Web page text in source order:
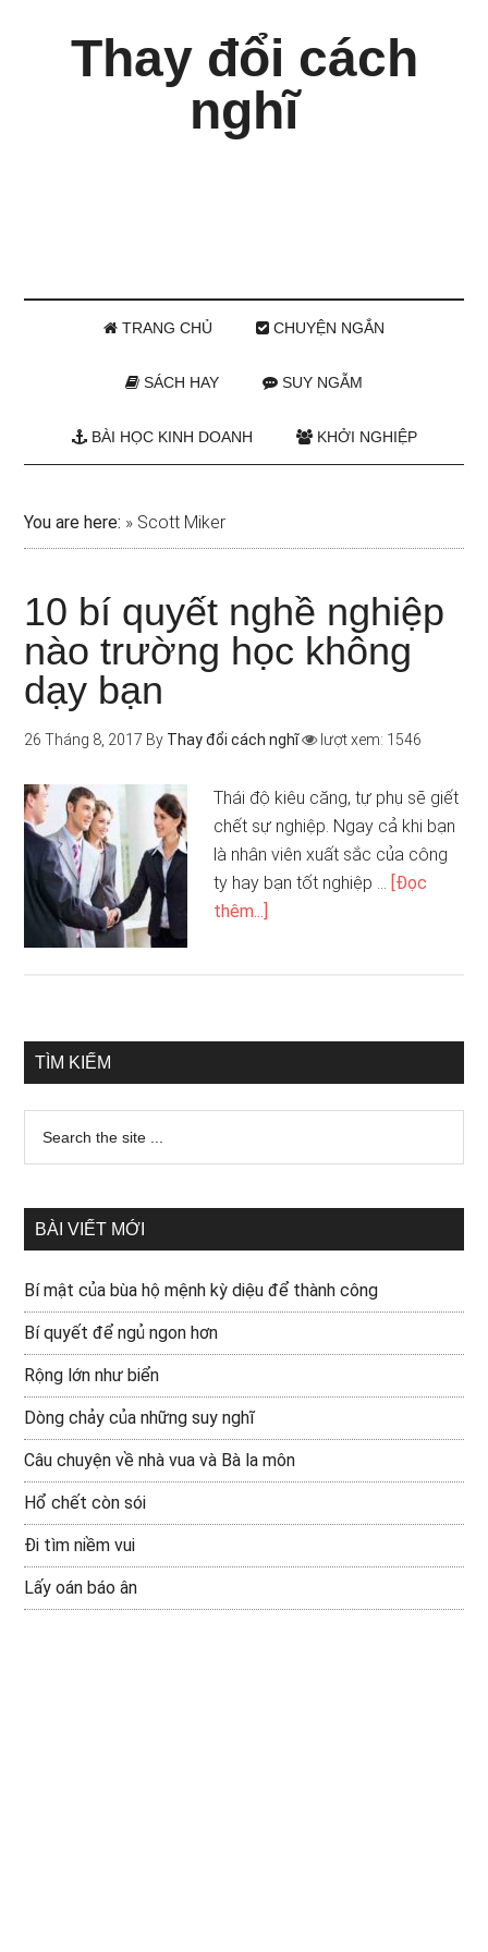
Thay đổi cách
nghĩ
TRANG CHỦ CHUYỆN NGẮN
SÁCH HAY SUY NGẪM
BÀI HỌC KINH DOANH KHỞI NGHIỆP
You are here: » Scott Miker
10 bí quyết nghề nghiệp
nào trường học không
dạy bạn
26 Tháng 8, 2017 By Thay đổi cách nghĩ lượt xem: 1546
Thái độ kiêu căng, tự phụ sẽ giết
chết sự nghiệp. Ngay cả khi bạn
là nhân viên xuất sắc của công
ty hay bạn tốt nghiệp … [Đọc
thêm...]
TÌM KIẾM
BÀI VIẾT MỚI
Bí mật của bùa hộ mệnh kỳ diệu để thành công
Bí quyết để ngủ ngon hơn
Rộng lớn như biển
Dòng chảy của những suy nghĩ
Câu chuyện về nhà vua và Bà la môn
Hổ chết còn sói
Đi tìm niềm vui
Lấy oán báo ân